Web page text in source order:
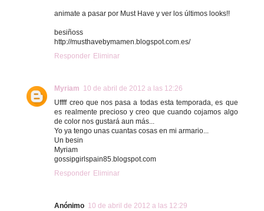
animate a pasar por Must Have y ver los últimos looks!!
besiñoss
http://musthavebymamen.blogspot.com.es/
Responder Eliminar
Myriam 10 de abril de 2012 a las 12:26
Uffff creo que nos pasa a todas esta temporada, es que
es realmente precioso y creo que cuando cojamos algo
de color nos gustará aun más...
Yo ya tengo unas cuantas cosas en mi armario...
Un besin
Myriam
gossipgirlspain85.blogspot.com
Responder Eliminar
Anónimo 10 de abril de 2012 a las 12:29